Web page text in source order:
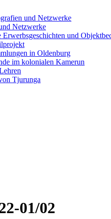
und Netzwerke
Netzwerke
und
in Oldenburg
im kolonialen Kamerun
Tjurunga
01/02